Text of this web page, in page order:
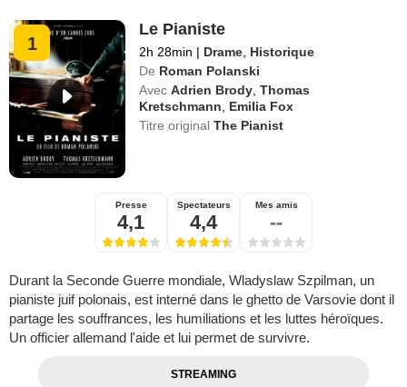
1
Le Pianiste
2h 28min | Drame Historique
De Roman Polanski
Avec Adrien Brody ,Thomas
Kretschmann
Emilia Fox
Titre originalThe Pianist
Presse
4,1
Spectateurs
4,4
Mes amis
--
Durant la Seconde Guerre mondiale, Wladyslaw Szpilman, un
pianiste juif polonais, est interné dans le ghetto de Varsovie dont il
partage les souffrances, les humiliations et les luttes héroïques.
Un officier allemand l'aide et lui permet de survivre.
STREAMING